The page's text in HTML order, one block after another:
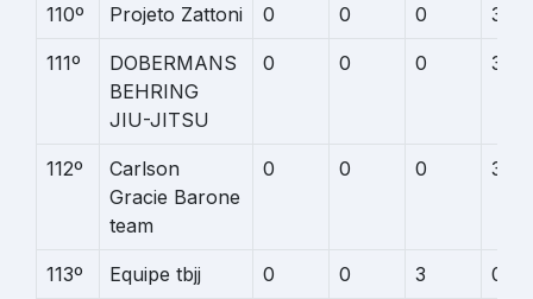
110º Projeto Zattoni 0 0 0 3
111º
DOBERMANS
BEHRING
JIU-JITSU
0 0 0 3
112º
Carlson
Gracie Barone
team
0 0 0 3
113º Equipe tbjj 0 0 3 0